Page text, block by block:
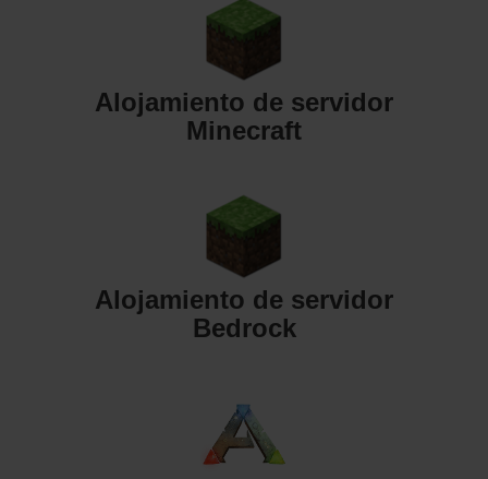
Alojamiento de servidor
Minecraft
Alojamiento de servidor
Bedrock